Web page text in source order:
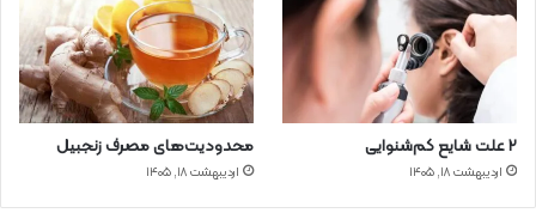
۲ علت شایع‌ کم‌شنوایی
اردیبهشت ۱۸, ۱۴۰۵
محدودیت‌های مصرف زنجبیل
اردیبهشت ۱۸, ۱۴۰۵